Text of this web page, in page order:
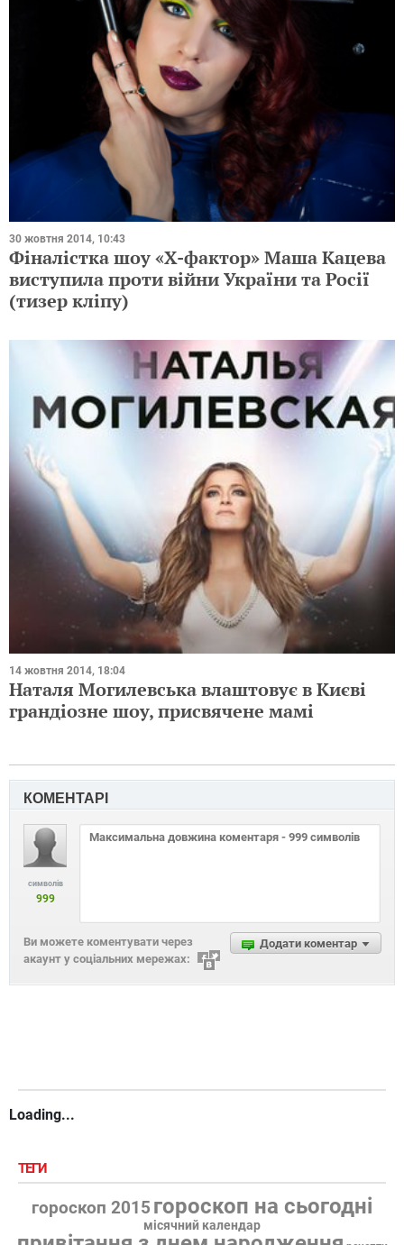
30 жовтня 2014, 10:43
Фіналістка шоу «Х-фактор» Маша Кацева
виступила проти війни України та Росії
(тизер кліпу)
14 жовтня 2014, 18:04
Наталя Могилевська влаштовує в Києві
грандіозне шоу, присвячене мамі
КОМЕНТАРІ
символів
999
Додати коментар
Ви можете коментувати через
акаунт у соціальних мережах:
Loading...
ТЕГИ
гороскоп 2015 гороскоп на сьогодні
місячний календар